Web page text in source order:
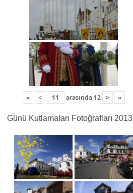
« < arasında 12 > »
Günü Kutlamaları Fotoğrafları 2013